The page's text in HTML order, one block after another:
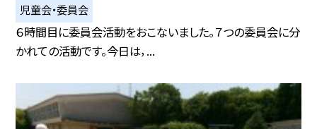
児童会・委員会
６時間目に委員会活動をおこないました。７つの委員会に分
かれての活動です。今日は，...